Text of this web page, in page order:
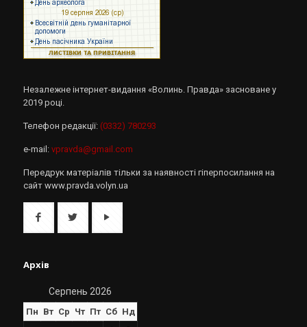
Незалежне інтернет-видання «Волинь. Правда» засноване у
2019 році.
Телефон редакції: (0332) 780293
e-mail: vpravda@gmail.com
Передрук матеріалів тільки за наявності гіперпосилання на
сайт www.pravda.volyn.ua
Архів
Серпень 2026
Пн Вт Ср Чт Пт Сб Нд